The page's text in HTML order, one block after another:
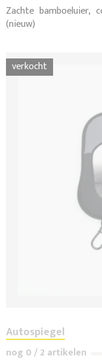
Zachte bamboeluier,
(nieuw)
verkocht
Autospiegel
nog 0 / 2 artikelen